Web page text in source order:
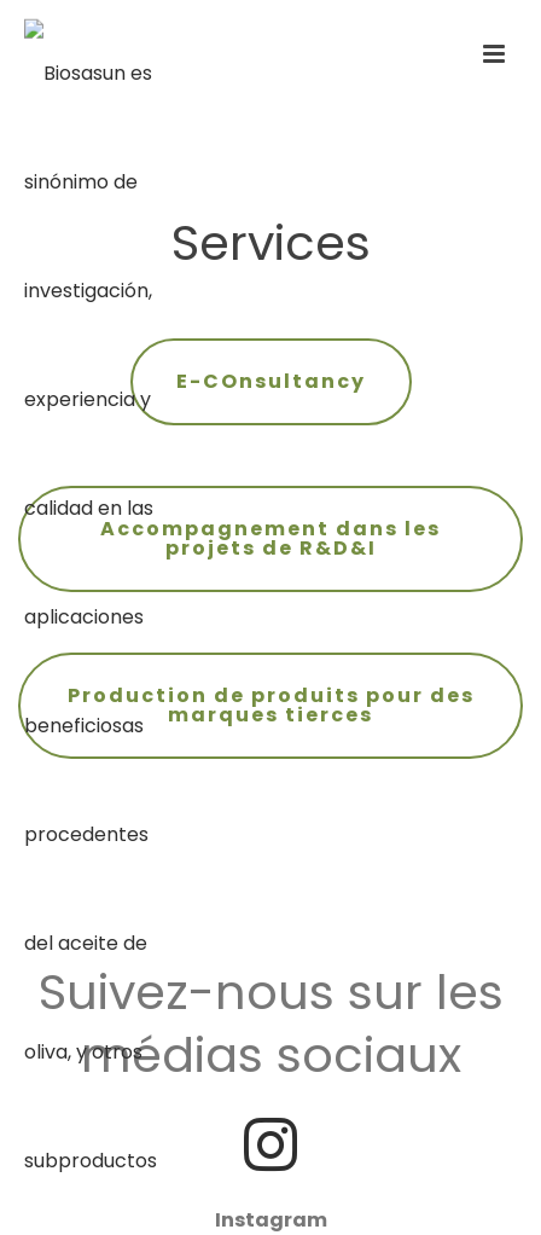
Services
E-COnsultancy
Accompagnement dans les
projets de R&D&I
Production de produits pour des
marques tierces
Suivez-nous sur les
médias sociaux
Instagram